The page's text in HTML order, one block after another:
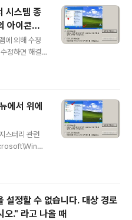
'라고 하는
작동 원리에
를 참고합니
이 도
마다 조금씩
시스템 종
아이콘을
에 의해 수정
정하면 해결
: 1이면 시작
/ NoLogO
고 : http://sup
에서 위에
스터리 관련
정은 어렵습
설정할 수 없습니다. 대상 경로
오." 라고 나올 때